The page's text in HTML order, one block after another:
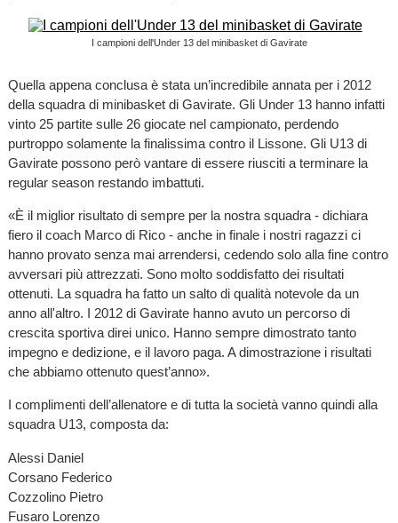
I campioni dell'Under 13 del minibasket di Gavirate
Quella appena conclusa è stata un’incredibile annata per i 2012
della squadra di minibasket di Gavirate. Gli Under 13 hanno infatti
vinto 25 partite sulle 26 giocate nel campionato, perdendo
purtroppo solamente la finalissima contro il Lissone. Gli U13 di
Gavirate possono però vantare di essere riusciti a terminare la
regular season restando imbattuti.
«È il miglior risultato di sempre per la nostra squadra - dichiara
fiero il coach Marco di Rico - anche in finale i nostri ragazzi ci
hanno provato senza mai arrendersi, cedendo solo alla fine contro
avversari più attrezzati. Sono molto soddisfatto dei risultati
ottenuti. La squadra ha fatto un salto di qualità notevole da un
anno all'altro. I 2012 di Gavirate hanno avuto un percorso di
crescita sportiva direi unico. Hanno sempre dimostrato tanto
impegno e dedizione, e il lavoro paga. A dimostrazione i risultati
che abbiamo ottenuto quest’anno».
I complimenti dell’allenatore e di tutta la società vanno quindi alla
squadra U13, composta da:
Alessi Daniel
Corsano Federico
Cozzolino Pietro
Fusaro Lorenzo